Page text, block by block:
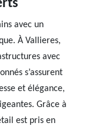
avec un
À Vallieres,
avec
s’assurent
et élégance,
Grâce à
est pris en